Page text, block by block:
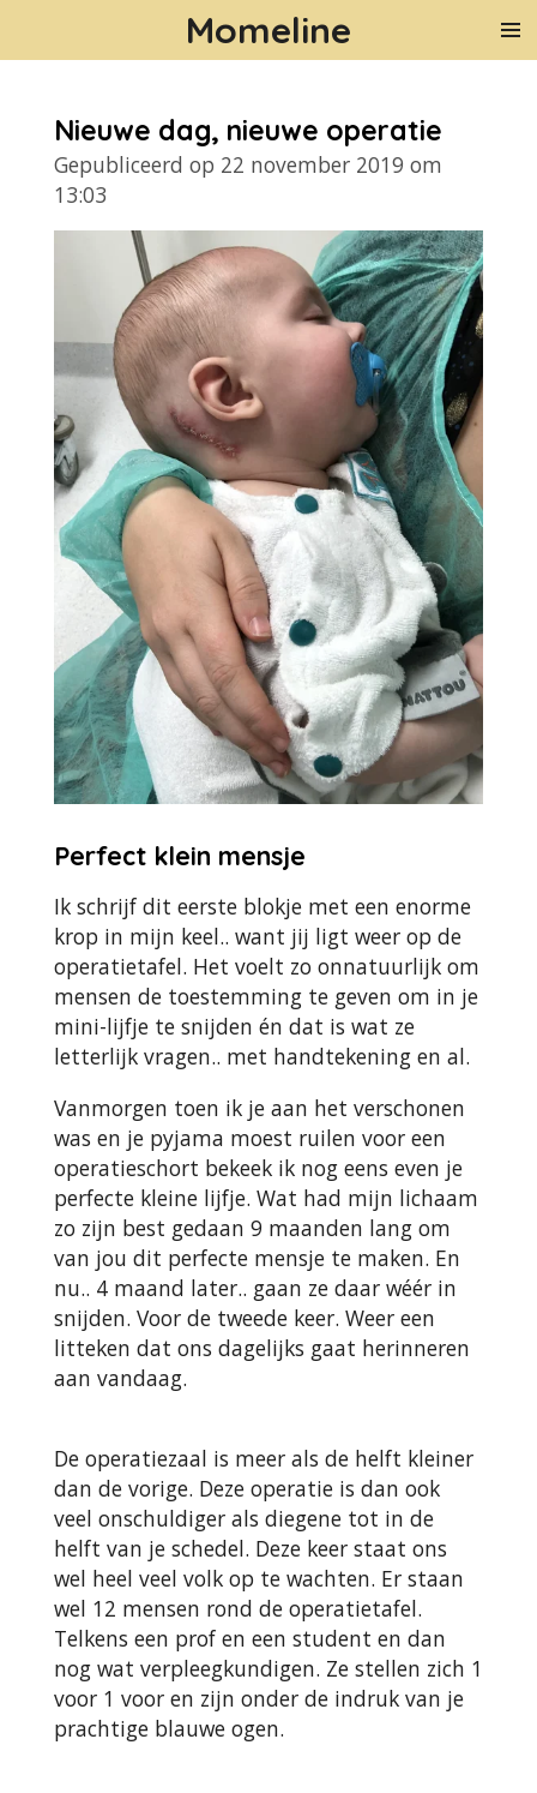
direct
hoofdinhoud
Momeline
Nieuwe dag, nieuwe operatie
Gepubliceerd op 22 november 2019 om
13:03
Perfect klein mensje
Ik schrijf dit eerste blokje met een enorme
krop in mijn keel.. want jij ligt weer op de
operatietafel. Het voelt zo onnatuurlijk om
mensen de toestemming te geven om in je
mini-lijfje te snijden én dat is wat ze
letterlijk vragen.. met handtekening en al.
Vanmorgen toen ik je aan het verschonen
was en je pyjama moest ruilen voor een
operatieschort bekeek ik nog eens even je
perfecte kleine lijfje. Wat had mijn lichaam
zo zijn best gedaan 9 maanden lang om
van jou dit perfecte mensje te maken. En
nu.. 4 maand later.. gaan ze daar wéér in
snijden. Voor de tweede keer. Weer een
litteken dat ons dagelijks gaat herinneren
aan vandaag.
De operatiezaal is meer als de helft kleiner
dan de vorige. Deze operatie is dan ook
veel onschuldiger als diegene tot in de
helft van je schedel. Deze keer staat ons
wel heel veel volk op te wachten. Er staan
wel 12 mensen rond de operatietafel.
Telkens een prof en een student en dan
nog wat verpleegkundigen. Ze stellen zich 1
voor 1 voor en zijn onder de indruk van je
prachtige blauwe ogen.